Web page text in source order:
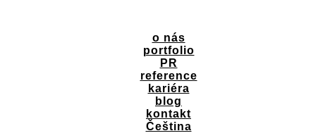
o nás
portfolio
PR
reference
kariéra
blog
kontakt
Čeština